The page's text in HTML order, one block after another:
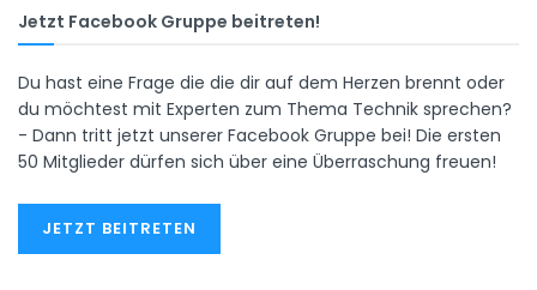
Jetzt Facebook Gruppe beitreten!
Du hast eine Frage die die dir auf dem Herzen brennt oder
du möchtest mit Experten zum Thema Technik sprechen?
- Dann tritt jetzt unserer Facebook Gruppe bei! Die ersten
50 Mitglieder dürfen sich über eine Überraschung freuen!
JETZT BEITRETEN